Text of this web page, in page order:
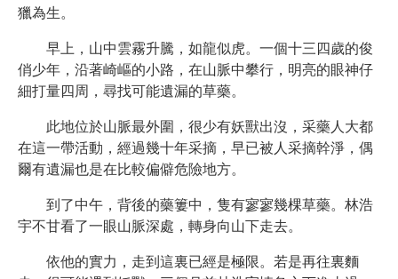
獵為生。
早上，山中雲霧升騰，如龍似虎。一個十三四歲的俊
俏少年，沿著崎嶇的小路，在山脈中攀行，明亮的眼神仔
細打量四周，尋找可能遺漏的草藥。
此地位於山脈最外圍，很少有妖獸出沒，采藥人大都
在這一帶活動，經過幾十年采摘，早已被人采摘幹淨，偶
爾有遺漏也是在比較偏僻危險地方。
到了中午，背後的藥簍中，隻有寥寥幾棵草藥。林浩
宇不甘看了一眼山脈深處，轉身向山下走去。
依他的實力，走到這裏已經是極限。若是再往裏麵